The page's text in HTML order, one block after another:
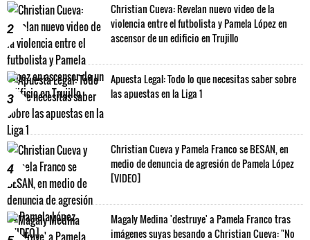
2
Christian Cueva: Revelan nuevo video de la
violencia entre el futbolista y Pamela López en
ascensor de un edificio en Trujillo
3
Apuesta Legal: Todo lo que necesitas saber sobre
las apuestas en la Liga 1
4
Christian Cueva y Pamela Franco se BESAN, en
medio de denuncia de agresión de Pamela López
[VIDEO]
Magaly Medina 'destruye' a Pamela Franco tras
imágenes suyas besando a Christian Cueva: "No